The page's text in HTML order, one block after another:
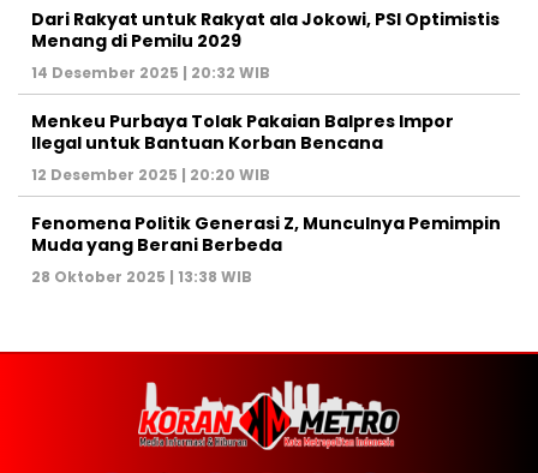
Dari Rakyat untuk Rakyat ala Jokowi, PSI Optimistis
Menang di Pemilu 2029
14 Desember 2025 | 20:32 WIB
Menkeu Purbaya Tolak Pakaian Balpres Impor
Ilegal untuk Bantuan Korban Bencana
12 Desember 2025 | 20:20 WIB
Fenomena Politik Generasi Z, Munculnya Pemimpin
Muda yang Berani Berbeda
28 Oktober 2025 | 13:38 WIB